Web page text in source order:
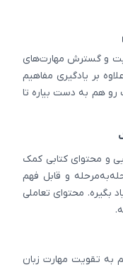
و گسترش مهارت‌های
بر یادگیری مفاهیم
رو هم به دست بیاره تا
و محتوای کتابی کمک
و قابل فهم
محتوای تعاملی
به تقویت مهارت زبان